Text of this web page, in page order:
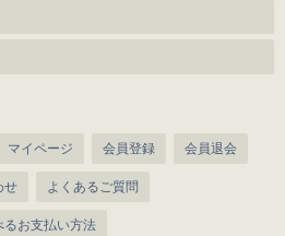
マイページ 会員登録 会員退会
せ よくあるご質問
るお支払い方法